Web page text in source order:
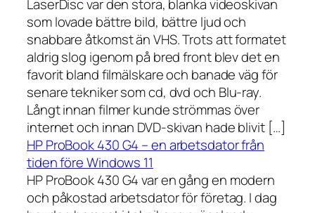
LaserDisc var den stora, blanka videoskivan
som lovade bättre bild, bättre ljud och
snabbare åtkomst än VHS. Trots att formatet
aldrig slog igenom på bred front blev det en
favorit bland filmälskare och banade väg för
senare tekniker som cd, dvd och Blu-ray.
Långt innan filmer kunde strömmas över
internet och innan DVD-skivan hade blivit […]
HP ProBook 430 G4 – en arbetsdator från
tiden före Windows 11
HP ProBook 430 G4 var en gång en modern
och påkostad arbetsdator för företag. I dag